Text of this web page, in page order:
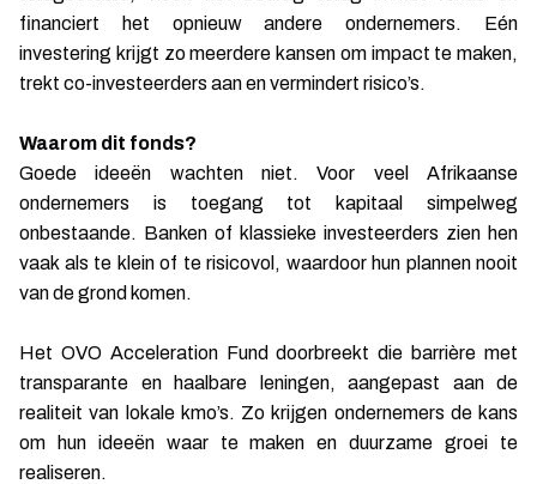
financiert het opnieuw andere ondernemers. Eén
investering krijgt zo meerdere kansen om impact te maken,
trekt co-investeerders aan en vermindert risico’s.
Waarom dit fonds?
Goede ideeën wachten niet. Voor veel Afrikaanse
ondernemers is toegang tot kapitaal simpelweg
onbestaande. Banken of klassieke investeerders zien hen
vaak als te klein of te risicovol, waardoor hun plannen nooit
van de grond komen.
Het OVO Acceleration Fund doorbreekt die barrière met
transparante en haalbare leningen, aangepast aan de
realiteit van lokale kmo’s. Zo krijgen ondernemers de kans
om hun ideeën waar te maken en duurzame groei te
realiseren.